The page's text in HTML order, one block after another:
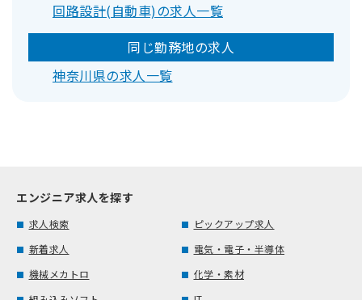
回路設計(自動車)の求人一覧
同じ勤務地の求人
神奈川県の求人一覧
エンジニア求人を探す
求人検索
ピックアップ求人
新着求人
電気・電子・半導体
機械メカトロ
化学・素材